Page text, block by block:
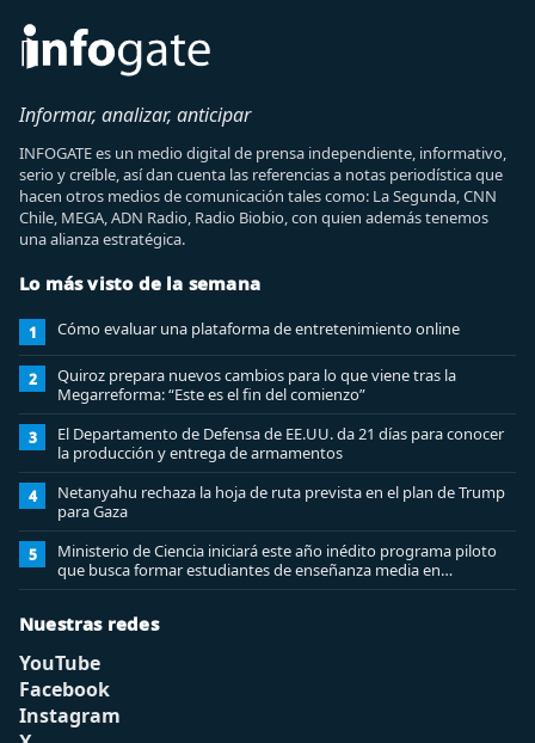
Informar, analizar, anticipar
INFOGATE es un medio digital de prensa independiente, informativo,
serio y creíble, así dan cuenta las referencias a notas periodística que
hacen otros medios de comunicación tales como: La Segunda, CNN
Chile, MEGA, ADN Radio, Radio Biobio, con quien además tenemos
una alianza estratégica.
Lo más visto de la semana
1 Cómo evaluar una plataforma de entretenimiento online
2
Quiroz prepara nuevos cambios para lo que viene tras la
Megarreforma: “Este es el fin del comienzo”
3
El Departamento de Defensa de EE.UU. da 21 días para conocer
la producción y entrega de armamentos
4
Netanyahu rechaza la hoja de ruta prevista en el plan de Trump
para Gaza
5
Ministerio de Ciencia iniciará este año inédito programa piloto
que busca formar estudiantes de enseñanza media en
ciberseguridad
Nuestras redes
YouTube
Facebook
Instagram